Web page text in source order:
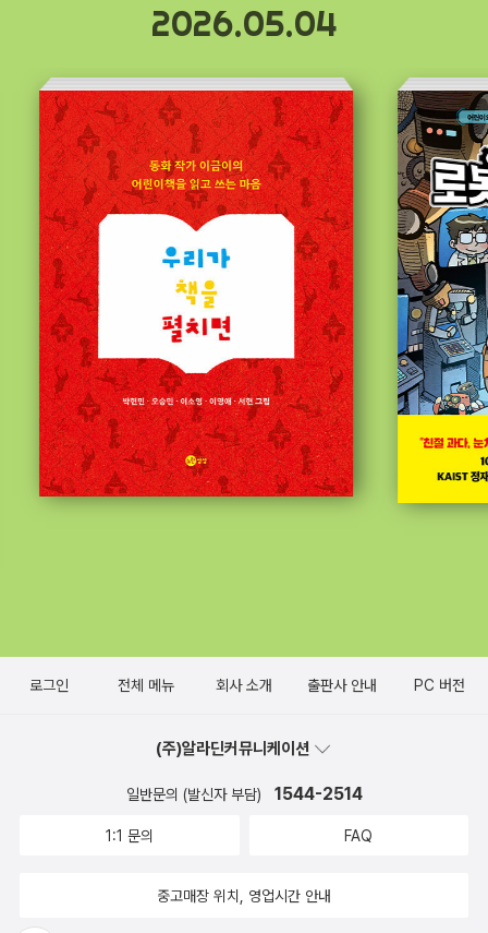
2026.05.04
로그인 전체 메뉴 회사 소개 출판사 안내 PC 버전
(주)알라딘커뮤니케이션
일반문의 (발신자 부담) 1544-2514
1:1 문의 FAQ
중고매장 위치, 영업시간 안내